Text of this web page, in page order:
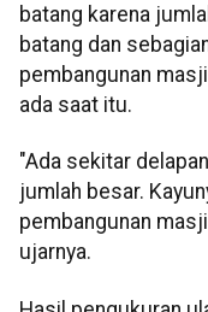
batang karena
batang dan
pembangunan
ada saat itu.
"Ada sekitar
jumlah besar.
pembangunan
ujarnya.